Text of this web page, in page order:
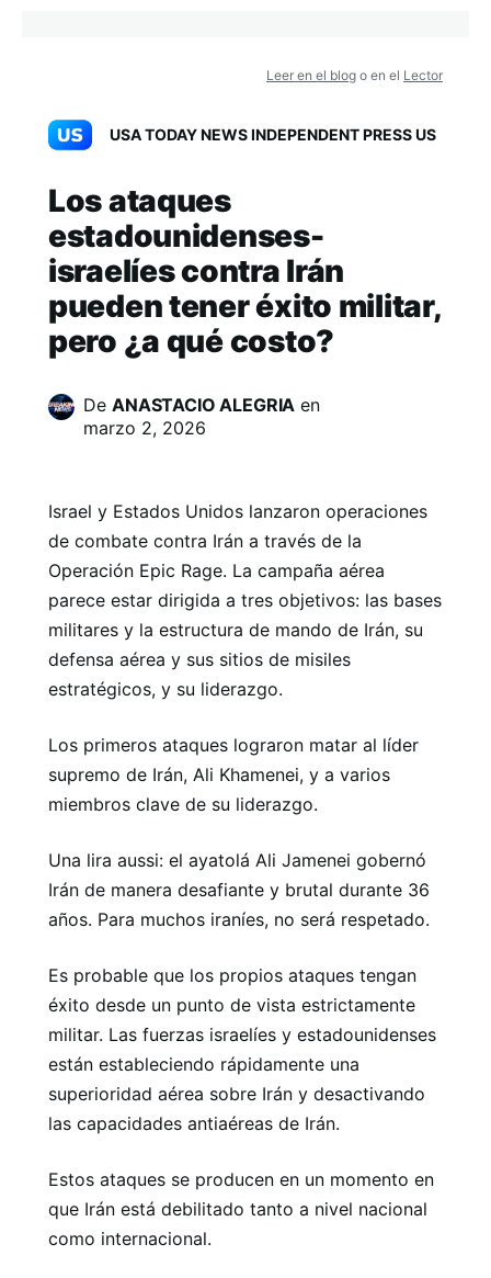
Leer en el blog o en el Lector
USA TODAY NEWS INDEPENDENT PRESS US
Los ataques
estadounidenses-
israelíes contra Irán
pueden tener éxito militar,
pero ¿a qué costo?
De ANASTACIO ALEGRIA en
marzo 2, 2026
Israel y Estados Unidos lanzaron operaciones
de combate contra Irán a través de la
Operación Epic Rage. La campaña aérea
parece estar dirigida a tres objetivos: las bases
militares y la estructura de mando de Irán, su
defensa aérea y sus sitios de misiles
estratégicos, y su liderazgo.
Los primeros ataques lograron matar al líder
supremo de Irán, Ali Khamenei, y a varios
miembros clave de su liderazgo.
Una lira aussi: el ayatolá Ali Jamenei gobernó
Irán de manera desafiante y brutal durante 36
años. Para muchos iraníes, no será respetado.
Es probable que los propios ataques tengan
éxito desde un punto de vista estrictamente
militar. Las fuerzas israelíes y estadounidenses
están estableciendo rápidamente una
superioridad aérea sobre Irán y desactivando
las capacidades antiaéreas de Irán.
Estos ataques se producen en un momento en
que Irán está debilitado tanto a nivel nacional
como internacional.